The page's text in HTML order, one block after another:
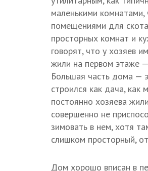
маленькими
помещениями для
просторных комнат и
говорят, что у хозяев
жили на первом этаже
Большая часть дома —
строился как дача, как
постоянно хозяева
совершенно не
зимовать в нем, хотя
слишком просторный,
Дом хорошо вписан в